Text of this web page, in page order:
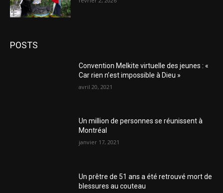
POSTS
Convention Melkite virtuelle des jeunes : «
Car rien n’est impossible à Dieu »
avril 20, 2021
Un million de personnes se réunissent à
Montréal
janvier 17, 2021
Un prêtre de 51 ans a été retrouvé mort de
blessures au couteau